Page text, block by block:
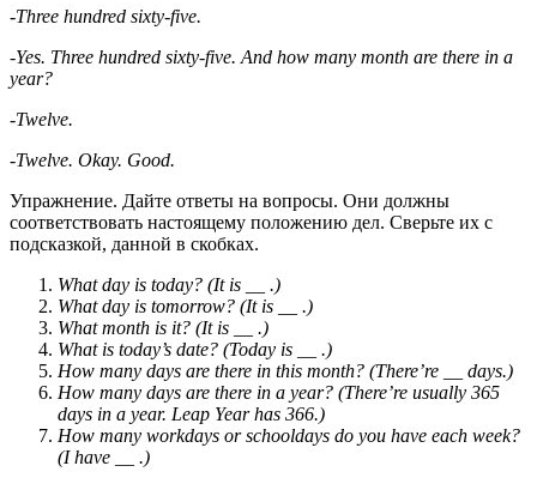
-Three hundred sixty-five.
-Yes. Three hundred sixty-five. And how many month are there in a
year?
-Twelve.
-Twelve. Okay. Good.
Упражнение. Дайте ответы на вопросы. Они должны
соответствовать настоящему положению дел. Сверьте их с
подсказкой, данной в скобках.
What day is today? (It is __ .)
What day is tomorrow? (It is __ .)
What month is it? (It is __ .)
What is today’s date? (Today is __ .)
How many days are there in this month? (There’re __ days.)
How many days are there in a year? (There’re usually 365
days in a year. Leap Year has 366.)
How many workdays or schooldays do you have each week?
(I have __ .)